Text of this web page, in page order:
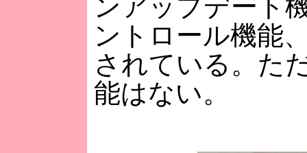
ンアップデート
ントロール機能
されている。た
能はない。